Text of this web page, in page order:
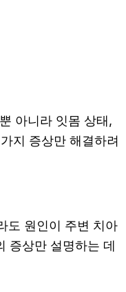
아니라 잇몸 상태,
지 증상만 해결하려
도 원인이 주변 치아
증상만 설명하는 데